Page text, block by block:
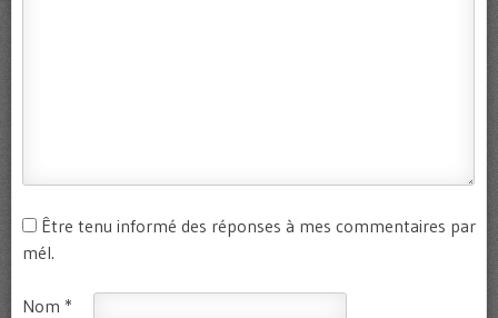
Être tenu informé des réponses à mes commentaires par
mél.
Nom *